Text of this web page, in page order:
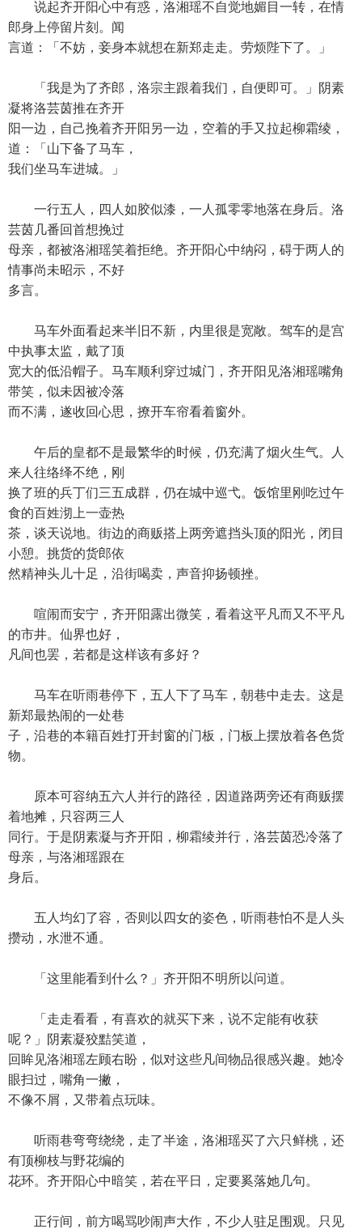
说起齐开阳心中有惑，洛湘瑶不自觉地媚目一转，在情
郎身上停留片刻。闻
言道：「不妨，妾身本就想在新郑走走。劳烦陛下了。」
「我是为了齐郎，洛宗主跟着我们，自便即可。」阴素
凝将洛芸茵推在齐开
阳一边，自己挽着齐开阳另一边，空着的手又拉起柳霜绫，
道：「山下备了马车，
我们坐马车进城。」
一行五人，四人如胶似漆，一人孤零零地落在身后。洛
芸茵几番回首想挽过
母亲，都被洛湘瑶笑着拒绝。齐开阳心中纳闷，碍于两人的
情事尚未昭示，不好
多言。
马车外面看起来半旧不新，内里很是宽敞。驾车的是宫
中执事太监，戴了顶
宽大的低沿帽子。马车顺利穿过城门，齐开阳见洛湘瑶嘴角
带笑，似未因被冷落
而不满，遂收回心思，撩开车帘看着窗外。
午后的皇都不是最繁华的时候，仍充满了烟火生气。人
来人往络绎不绝，刚
换了班的兵丁们三五成群，仍在城中巡弋。饭馆里刚吃过午
食的百姓沏上一壶热
茶，谈天说地。街边的商贩搭上两旁遮挡头顶的阳光，闭目
小憩。挑货的货郎依
然精神头儿十足，沿街喝卖，声音抑扬顿挫。
喧闹而安宁，齐开阳露出微笑，看着这平凡而又不平凡
的市井。仙界也好，
凡间也罢，若都是这样该有多好？
马车在听雨巷停下，五人下了马车，朝巷中走去。这是
新郑最热闹的一处巷
子，沿巷的本籍百姓打开封窗的门板，门板上摆放着各色货
物。
原本可容纳五六人并行的路径，因道路两旁还有商贩摆
着地摊，只容两三人
同行。于是阴素凝与齐开阳，柳霜绫并行，洛芸茵恐冷落了
母亲，与洛湘瑶跟在
身后。
五人均幻了容，否则以四女的姿色，听雨巷怕不是人头
攒动，水泄不通。
「这里能看到什么？」齐开阳不明所以问道。
「走走看看，有喜欢的就买下来，说不定能有收获
呢？」阴素凝狡黠笑道，
回眸见洛湘瑶左顾右盼，似对这些凡间物品很感兴趣。她冷
眼扫过，嘴角一撇，
不像不屑，又带着点玩味。
听雨巷弯弯绕绕，走了半途，洛湘瑶买了六只鲜桃，还
有顶柳枝与野花编的
花环。齐开阳心中暗笑，若在平日，定要奚落她几句。
正行间，前方喝骂吵闹声大作，不少人驻足围观。只见